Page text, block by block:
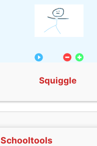
Squiggle
Schooltools